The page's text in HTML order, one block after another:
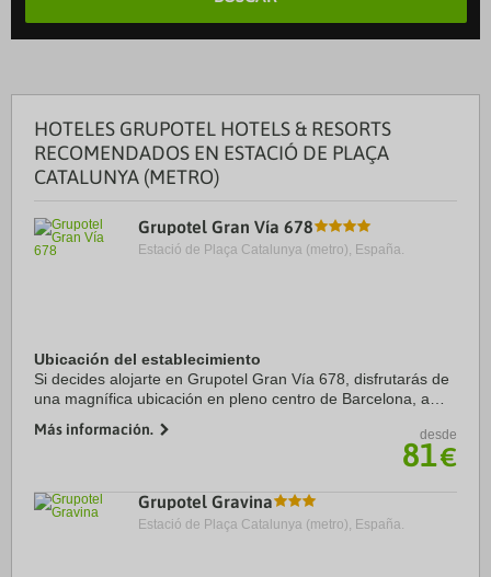
HOTELES GRUPOTEL HOTELS & RESORTS
RECOMENDADOS EN ESTACIÓ DE PLAÇA
CATALUNYA (METRO)
Grupotel Gran Vía 678
Estació de Plaça Catalunya (metro), España.
Ubicación del establecimiento
Si decides alojarte en Grupotel Gran Vía 678, disfrutarás de
una magnífica ubicación en pleno centro de Barcelona, a
Música Catalana. Además, ...
Más información. desde
81€
Grupotel Gravina
Estació de Plaça Catalunya (metro), España.